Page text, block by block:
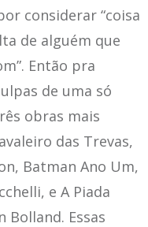
considerar “coisa
de alguém que
Então pra
de uma só
obras mais
das Trevas,
Batman Ano Um,
e A Piada
Bolland. Essas